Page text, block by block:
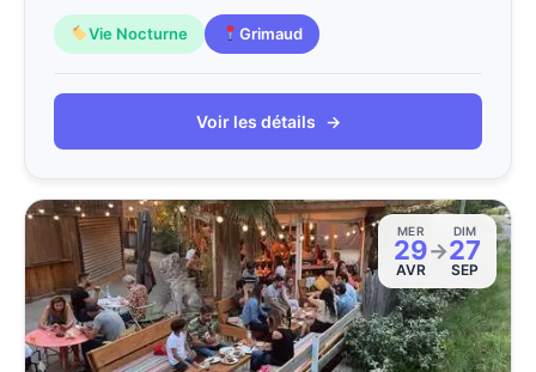
Vie Nocturne Grimaud
Voir les détails →
MER
29
AVR
→
DIM
27
SEP